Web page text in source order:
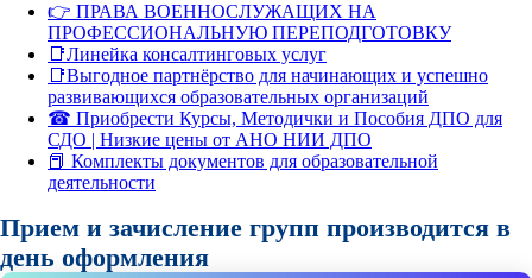
👉 ПРАВА ВОЕННОСЛУЖАЩИХ НА
ПРОФЕССИОНАЛЬНУЮ ПЕРЕПОДГОТОВКУ
📑Линейка консалтинговых услуг
📑Выгодное партнёрство для начинающих и успешно
развивающихся образовательных организаций
☎ Приобрести Курсы, Методички и Пособия ДПО для
СДО | Низкие цены от АНО НИИ ДПО
📕 Комплекты документов для образовательной
деятельности
Прием и зачисление групп производится в
день оформления